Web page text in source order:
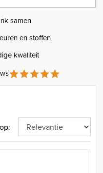
samen
en stoffen
kwaliteit